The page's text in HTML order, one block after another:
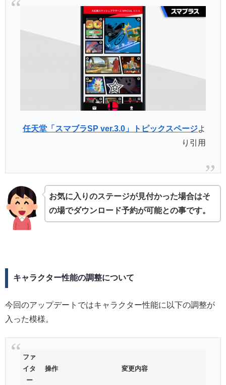
任天堂「スマブラSP ver.3.0」トピックスページよ
り引用
お気に入りのステージが見付かった場合はそ
の場でダウンロード予約が可能との事です。
キャラクター性能の調整について
今回のアップデートではキャラクター性能に以下の調整が
入った模様。
ファ
イタ
ー
操作 変更内容